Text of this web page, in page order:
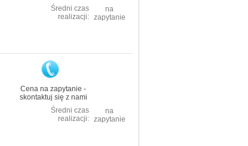
na
zapytanie
Średni czas
realizacji:
Cena na zapytanie -
skontaktuj się z nami
na
zapytanie
Średni czas
realizacji: